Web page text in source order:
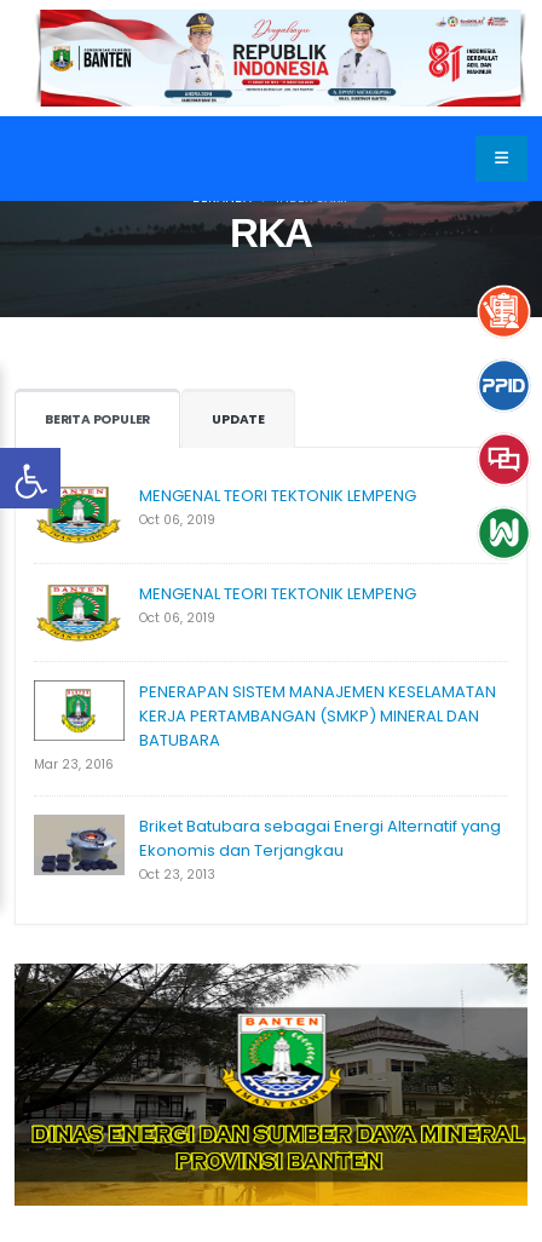
RKA
BERANDA INDEX SAKIP
BERITA POPULER UPDATE
MENGENAL TEORI TEKTONIK LEMPENG
Oct 06, 2019
MENGENAL TEORI TEKTONIK LEMPENG
Oct 06, 2019
PENERAPAN SISTEM MANAJEMEN KESELAMATAN
KERJA PERTAMBANGAN (SMKP) MINERAL DAN
BATUBARA
Mar 23, 2016
Briket Batubara sebagai Energi Alternatif yang
Ekonomis dan Terjangkau
Oct 23, 2013